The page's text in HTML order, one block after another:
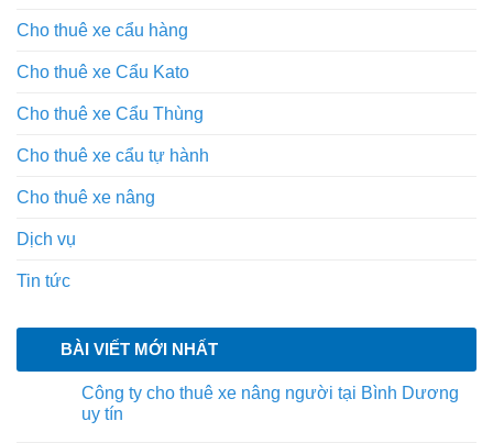
Cho thuê xe cẩu hàng
Cho thuê xe Cẩu Kato
Cho thuê xe Cẩu Thùng
Cho thuê xe cẩu tự hành
Cho thuê xe nâng
Dịch vụ
Tin tức
BÀI VIẾT MỚI NHẤT
Công ty cho thuê xe nâng người tại Bình Dương
uy tín